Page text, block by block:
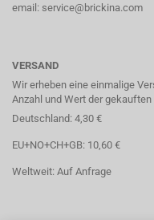
email: service@brickina.com
VERSAND
Wir erheben eine einmalige
Anzahl und Wert der gekauften
Deutschland: 4,30 €
EU+NO+CH+GB: 10,60 €
Weltweit: Auf Anfrage